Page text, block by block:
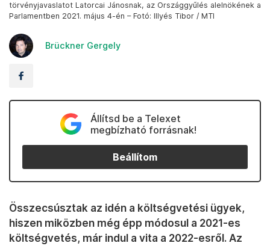
törvényjavaslatot Latorcai Jánosnak, az Országgyűlés alelnökének a
Parlamentben 2021. május 4-én – Fotó: Illyés Tibor / MTI
Brückner Gergely
Állítsd be a Telexet
megbízható forrásnak!
Beállítom
Összecsúsztak az idén a költségvetési ügyek,
hiszen miközben még épp módosul a 2021-es
költségvetés, már indul a vita a 2022-esről. Az